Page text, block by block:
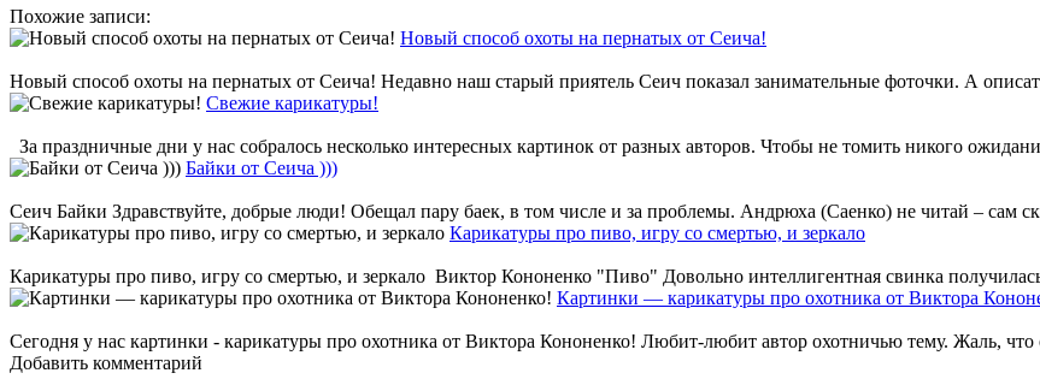
Похожие записи:
Новый способ охоты на пернатых от Сеича!
Новый способ охоты на пернатых от Сеича! Недавно наш старый приятель Сеич показал занимательные фоточки. А
Свежие карикатуры!
За праздничные дни у нас собралось несколько интересных картинок от разных авторов. Чтобы не томить никого
Байки от Сеича )))
Сеич Байки Здравствуйте, добрые люди! Обещал пару баек, в том числе и за проблемы. Андрюха (Саенко) не читай – сам
Карикатуры про пиво, игру со смертью, и зеркало
Карикатуры про пиво, игру со смертью, и зеркало Виктор Кононенко "Пиво" Довольно интеллигентная свинка
Картинки — карикатуры про охотника от Виктора
Сегодня у нас картинки - карикатуры про охотника от Виктора Кононенко! Любит-любит автор охотничью тему. Жаль, что
Добавить комментарий